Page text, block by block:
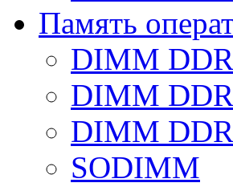
Память
DIMM
DIMM
DIMM
SODIMM